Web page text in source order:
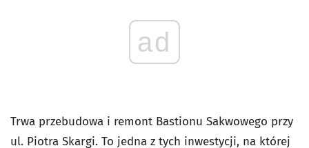
ad
Trwa przebudowa i remont Bastionu Sakwowego przy
ul. Piotra Skargi. To jedna z tych inwestycji, na której